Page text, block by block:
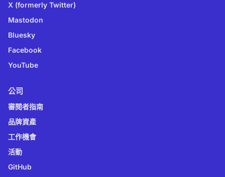
X (formerly Twitter)
Mastodon
Bluesky
Facebook
YouTube
公司
審閱者指南
品牌資產
工作機會
活動
GitHub